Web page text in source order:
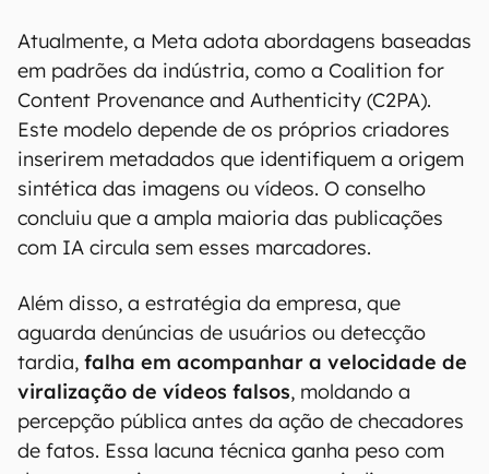
Atualmente, a Meta adota abordagens baseadas
em padrões da indústria, como a Coalition for
Content Provenance and Authenticity (C2PA).
Este modelo depende de os próprios criadores
inserirem metadados que identifiquem a origem
sintética das imagens ou vídeos. O conselho
concluiu que a ampla maioria das publicações
com IA circula sem esses marcadores.
Além disso, a estratégia da empresa, que
aguarda denúncias de usuários ou detecção
tardia, falha em acompanhar a velocidade de
viralização de vídeos falsos, moldando a
percepção pública antes da ação de checadores
de fatos. Essa lacuna técnica ganha peso com